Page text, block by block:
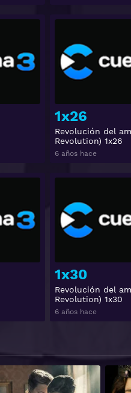
1x26
Revolución del
Revolution) 1x26
6 años hace
1x30
Revolución del
Revolution) 1x30
6 años hace